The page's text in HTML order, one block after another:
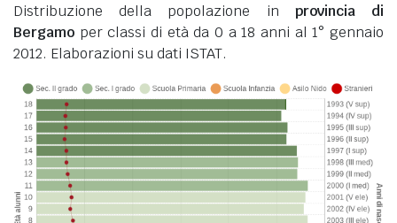
Distribuzione della popolazione in provincia di
Bergamo per classi di età da 0 a 18 anni al 1° gennaio
2012. Elaborazioni su dati ISTAT.